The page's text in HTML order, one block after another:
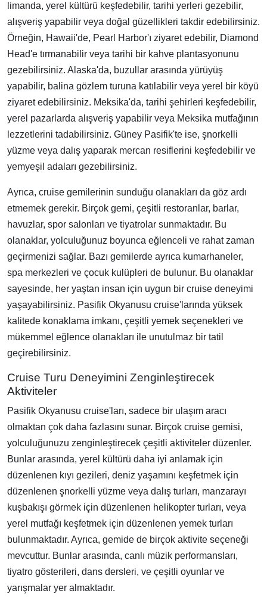
limanda, yerel kültürü keşfedebilir, tarihi yerleri gezebilir,
alışveriş yapabilir veya doğal güzellikleri takdir edebilirsiniz.
Örneğin, Hawaii'de, Pearl Harbor'ı ziyaret edebilir, Diamond
Head'e tırmanabilir veya tarihi bir kahve plantasyonunu
gezebilirsiniz. Alaska'da, buzullar arasında yürüyüş
yapabilir, balina gözlem turuna katılabilir veya yerel bir köyü
ziyaret edebilirsiniz. Meksika'da, tarihi şehirleri keşfedebilir,
yerel pazarlarda alışveriş yapabilir veya Meksika mutfağının
lezzetlerini tadabilirsiniz. Güney Pasifik'te ise, şnorkelli
yüzme veya dalış yaparak mercan resiflerini keşfedebilir ve
yemyeşil adaları gezebilirsiniz.
Ayrıca, cruise gemilerinin sunduğu olanakları da göz ardı
etmemek gerekir. Birçok gemi, çeşitli restoranlar, barlar,
havuzlar, spor salonları ve tiyatrolar sunmaktadır. Bu
olanaklar, yolculuğunuz boyunca eğlenceli ve rahat zaman
geçirmenizi sağlar. Bazı gemilerde ayrıca kumarhaneler,
spa merkezleri ve çocuk kulüpleri de bulunur. Bu olanaklar
sayesinde, her yaştan insan için uygun bir cruise deneyimi
yaşayabilirsiniz. Pasifik Okyanusu cruise'larında yüksek
kalitede konaklama imkanı, çeşitli yemek seçenekleri ve
mükemmel eğlence olanakları ile unutulmaz bir tatil
geçirebilirsiniz.
Cruise Turu Deneyimini Zenginleştirecek
Aktiviteler
Pasifik Okyanusu cruise'ları, sadece bir ulaşım aracı
olmaktan çok daha fazlasını sunar. Birçok cruise gemisi,
yolculuğunuzu zenginleştirecek çeşitli aktiviteler düzenler.
Bunlar arasında, yerel kültürü daha iyi anlamak için
düzenlenen kıyı gezileri, deniz yaşamını keşfetmek için
düzenlenen şnorkelli yüzme veya dalış turları, manzarayı
kuşbakışı görmek için düzenlenen helikopter turları, veya
yerel mutfağı keşfetmek için düzenlenen yemek turları
bulunmaktadır. Ayrıca, gemide de birçok aktivite seçeneği
mevcuttur. Bunlar arasında, canlı müzik performansları,
tiyatro gösterileri, dans dersleri, ve çeşitli oyunlar ve
yarışmalar yer almaktadır.